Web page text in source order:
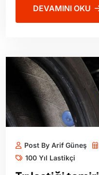
DEVAMINI OKU
Post By Arif Güneş
100 Yıl Lastikçi